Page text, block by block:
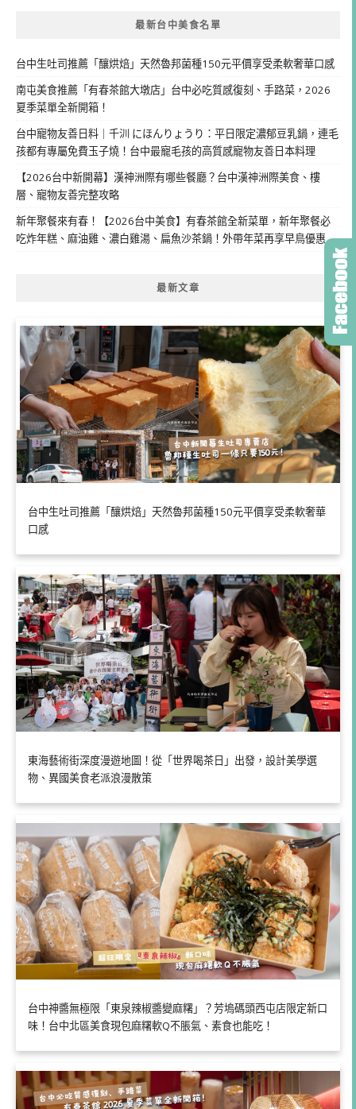
最新台中美食名單
台中生吐司推薦「釀烘焙」天然魯邦菌種150元平價享受柔軟奢華口感
南屯美食推薦「有春茶館大墩店」台中必吃質感復刻、手路菜，2026
夏季菜單全新開箱！
台中寵物友善日料｜千汌 にほんりょうり：平日限定濃郁豆乳鍋，連毛
孩都有專屬免費玉子燒！台中最寵毛孩的高質感寵物友善日本料理
【2026台中新開幕】漢神洲際有哪些餐廳？台中漢神洲際美食、樓
層、寵物友善完整攻略
新年聚餐來有春！【2026台中美食】有春茶館全新菜單，新年聚餐必
吃炸年糕、麻油雞、濃白雞湯、扁魚沙茶鍋！外帶年菜再享早鳥優惠
最新文章
台中生吐司推薦「釀烘焙」天然魯邦菌種150元平價享受柔軟奢華
口感
東海藝術街深度漫遊地圖！從「世界喝茶日」出發，設計美學選
物、異國美食老派浪漫散策
台中神醬無極限「東泉辣椒醬變麻糬」？芳塢碼頭西屯店限定新口
味！台中北區美食現包麻糬軟Q不脹氣、素食也能吃！